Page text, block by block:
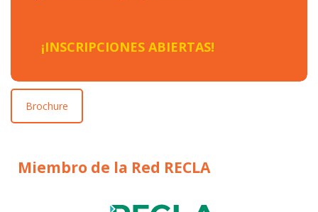
¡INSCRIPCIONES ABIERTAS!
Brochure
Miembro de la Red RECLA